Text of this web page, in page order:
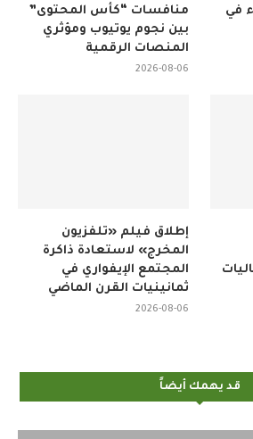
منافسات “كأس المحتوى”
بين نجوم يوتيوب ومؤثري
المنصات الرقمية
2026-08-06
في
إطلاق فيلم «تلفزيون
المخرج» لاستعادة ذاكرة
المجتمع الإيفواري في
ثمانينيات القرن الماضي
2026-08-06
قد يهمك أيضاً